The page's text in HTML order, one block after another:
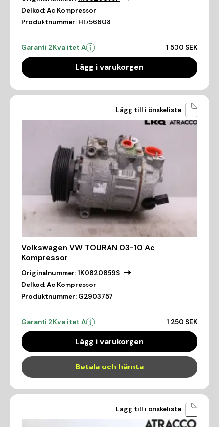
Delkod:Ac Kompressor
Produktnummer: HI756608
Garanti 2Kvalitet A 1 500 SEK
Lägg i varukorgen
Lägg till i önskelista
Volkswagen VW TOURAN 03-10 Ac
Kompressor
Originalnummer:1K0820859S
Delkod:Ac Kompressor
Produktnummer: G2903757
Garanti 2Kvalitet A 1 250 SEK
Lägg i varukorgen
Betala och hämta
Lägg till i önskelista